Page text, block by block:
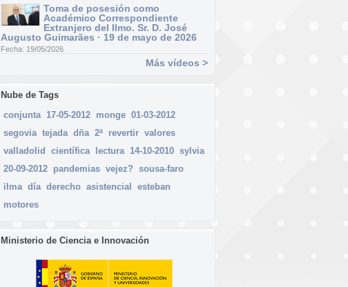
Toma de posesión como
Académico Correspondiente
Extranjero del Ilmo. Sr. D. José
Augusto Guimarães · 19 de mayo de 2026
Fecha: 19/05/2026
Más vídeos >
Nube de Tags
conjunta 17-05-2012 monge 01-03-2012
segovia tejada dña 2ª revertir valores
valladolid
científica lectura 14-10-2010 sylvia
20-09-2012 pandemias vejez? sousa-faro
ilma día derecho asistencial
esteban
motores
Ministerio de Ciencia e Innovación